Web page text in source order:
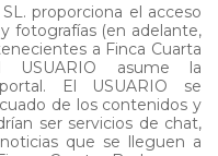
proporciona el acceso
fotografías (en adelante,
a Finca Cuarta
asume la
El USUARIO se
de los contenidos y
ser servicios de chat,
que se lleguen a